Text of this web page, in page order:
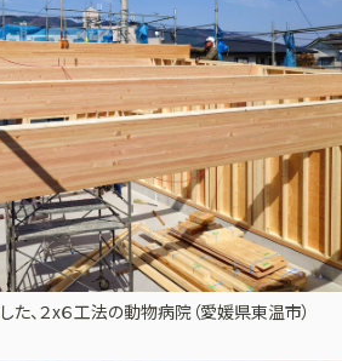
、２x６工法の動物病院（愛媛県東温市）